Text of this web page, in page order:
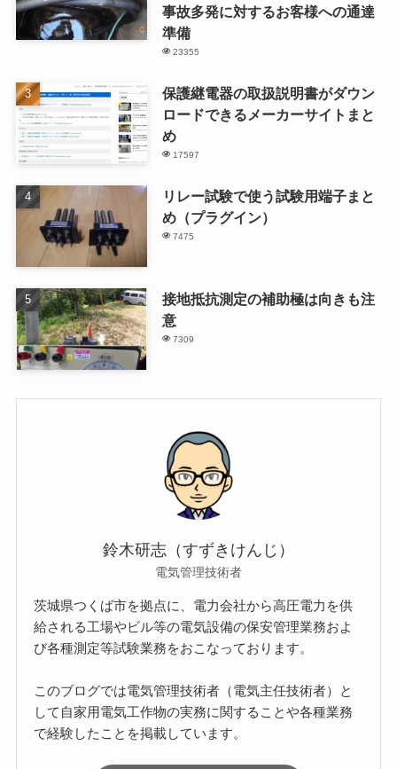
事故多発に対するお客様への通達
準備
23355
保護継電器の取扱説明書がダウン
ロードできるメーカーサイトまと
め
17597
リレー試験で使う試験用端子まと
め（プラグイン）
7475
接地抵抗測定の補助極は向きも注
意
7309
鈴木研志（すずきけんじ）
電気管理技術者
茨城県つくば市を拠点に、電力会社から高圧電力を供
給される工場やビル等の電気設備の保安管理業務およ
び各種測定等試験業務をおこなっております。
このブログでは電気管理技術者（電気主任技術者）と
して自家用電気工作物の実務に関することや各種業務
で経験したことを掲載しています。